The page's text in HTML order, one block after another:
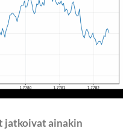
jatkoivat ainakin